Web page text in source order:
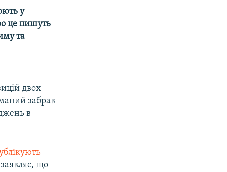
у
це пишуть
та
двох
забрав
в
що